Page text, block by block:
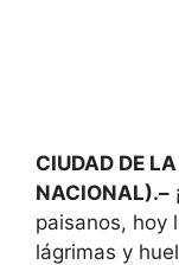
CIUDAD DE
NACIONAL).–
paisanos, hoy
lágrimas y